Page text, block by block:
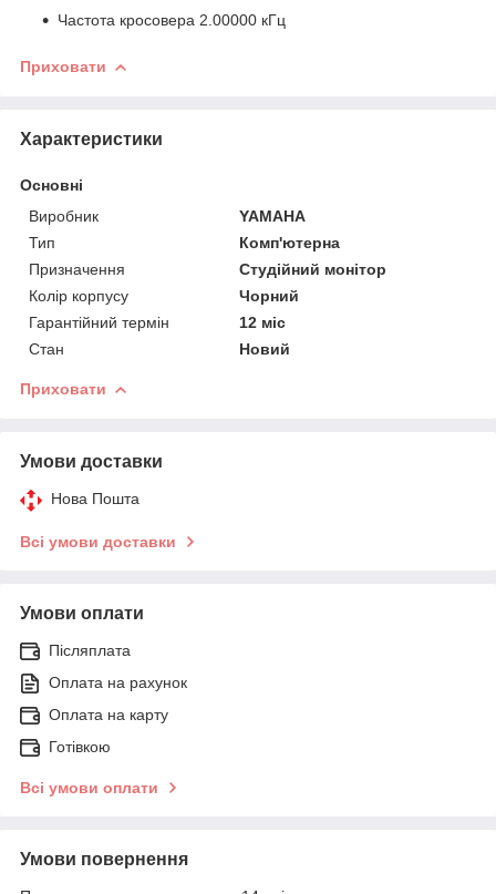
Частота кросовера 2.00000 кГц
Приховати
Характеристики
Основні
Виробник
YAMAHA
Тип
Комп'ютерна
Призначення
Студійний монітор
Колір корпусу
Чорний
Гарантійний термін
12 міс
Стан
Новий
Приховати
Умови доставки
Нова Пошта
Всі умови доставки
Умови оплати
Післяплата
Оплата на рахунок
Оплата на карту
Готівкою
Всі умови оплати
Умови повернення